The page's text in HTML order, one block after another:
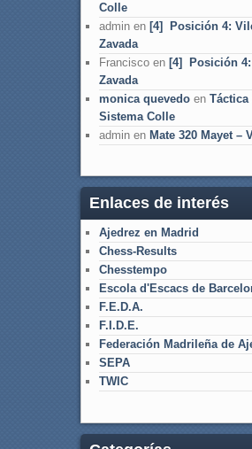
Colle
adminen [4] Posición 4:
Zavada
Franciscoen [4] Posición
Zavada
monica quevedoen Táctica
Sistema Colle
adminen Mate 320 Mayet –
Enlaces de interés
Ajedrez en Madrid
Chess-Results
Chesstempo
Escola d'Escacs de
F.E.D.A.
F.I.D.E.
Federación Madrileña de
SEPA
TWIC